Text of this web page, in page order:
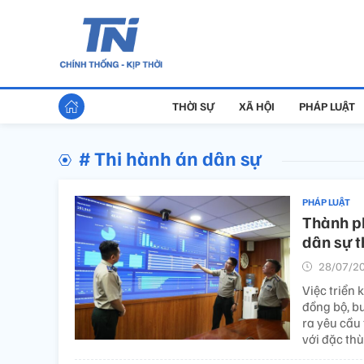
THỜI SỰ XÃ HỘI PHÁP LUẬT
# Thi hành án dân sự
PHÁP LUẬT
Thành
dân sự
28/07/
Việc triển
đồng bộ,
ra yêu
với đặc